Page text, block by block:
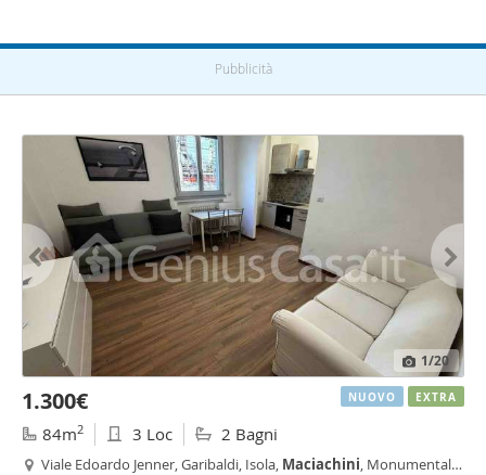
Pubblicità
1/20
1.300€
84m2 3 Loc 2 Bagni
Viale Edoardo Jenner, Garibaldi, Isola, Maciachini, Monumentale,
NUOVO EXTRA